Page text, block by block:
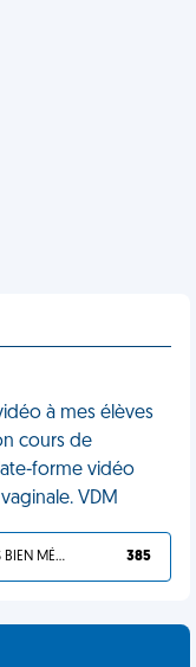
à mes élèves
cours de
forme vidéo
VDM
TU L'AS BIEN MÉRITÉ 385